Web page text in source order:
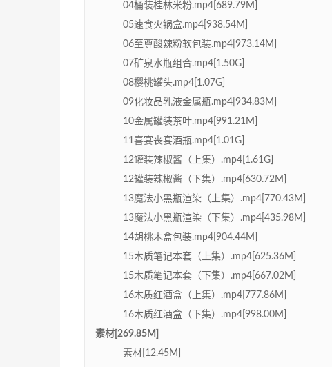
04桶装桂林米粉.mp4[689.79M]
05速食火锅盒.mp4[938.54M]
06至尊酸辣粉软包装.mp4[973.14M]
07矿泉水瓶组合.mp4[1.50G]
08樱桃罐头.mp4[1.07G]
09化妆品乳液金属瓶.mp4[934.83M]
10金属罐装茶叶.mp4[991.21M]
11喜宴丧宴酒瓶.mp4[1.01G]
12罐装辣椒酱（上集）.mp4[1.61G]
12罐装辣椒酱（下集）.mp4[630.72M]
13魔法小黑瓶渲染（上集）.mp4[770.43M]
13魔法小黑瓶渲染（下集）.mp4[435.98M]
14胡桃木盒包装.mp4[904.44M]
15木质笔记本套（上集）.mp4[625.36M]
15木质笔记本套（下集）.mp4[667.02M]
16木质红酒盒（上集）.mp4[777.86M]
16木质红酒盒（下集）.mp4[998.00M]
素材[269.85M]
素材[12.45M]